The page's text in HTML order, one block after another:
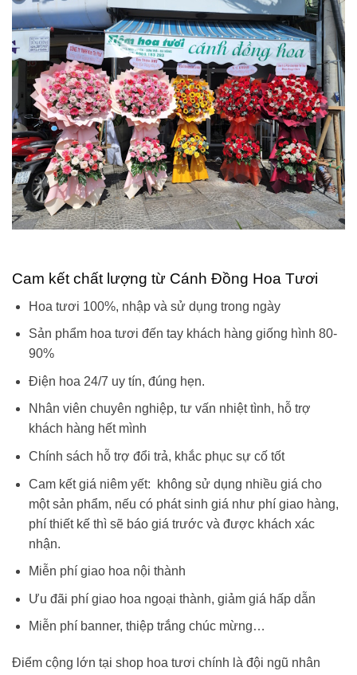
Cam kết chất lượng từ Cánh Đồng Hoa Tươi
Hoa tươi 100%, nhập và sử dụng trong ngày
Sản phẩm hoa tươi đến tay khách hàng giống hình 80-
90%
Điện hoa 24/7 uy tín, đúng hẹn.
Nhân viên chuyên nghiệp, tư vấn nhiệt tình, hỗ trợ
khách hàng hết mình
Chính sách hỗ trợ đổi trả, khắc phục sự cố tốt
Cam kết giá niêm yết: không sử dụng nhiều giá cho
một sản phẩm, nếu có phát sinh giá như phí giao hàng,
phí thiết kế thì sẽ báo giá trước và được khách xác
nhận.
Miễn phí giao hoa nội thành
Ưu đãi phí giao hoa ngoại thành, giảm giá hấp dẫn
Miễn phí banner, thiệp trắng chúc mừng…
Điểm cộng lớn tại shop hoa tươi chính là đội ngũ nhân